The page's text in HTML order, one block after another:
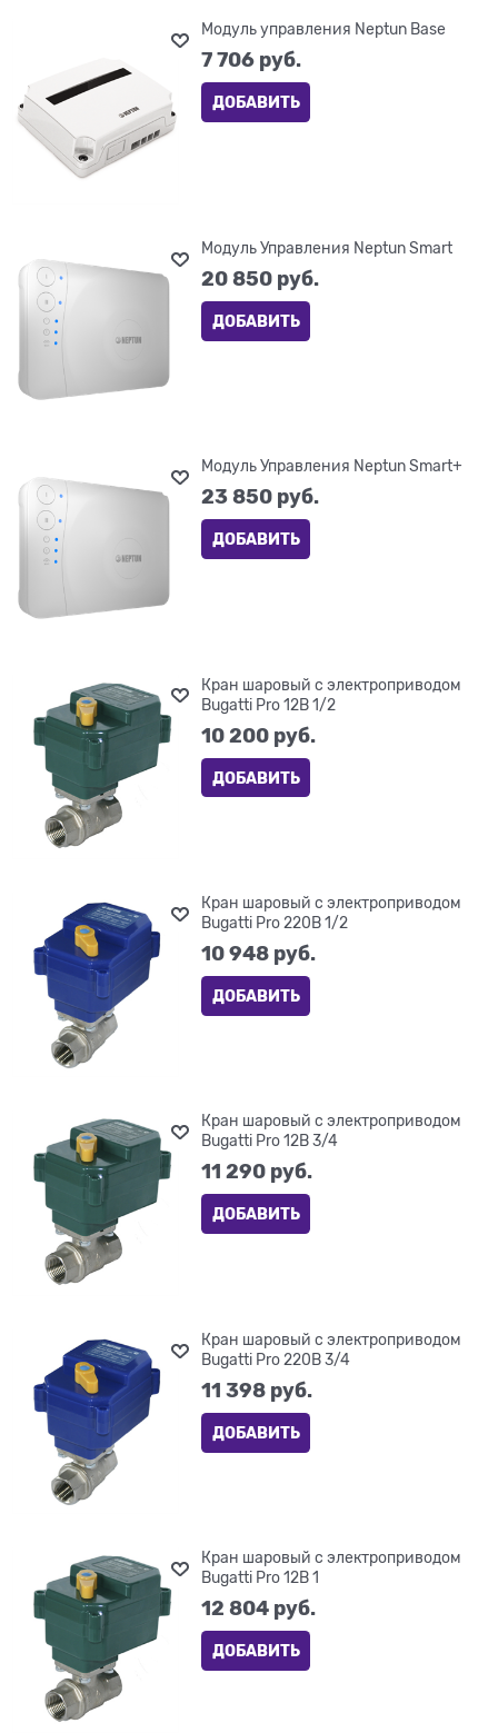
Модуль управления Neptun Base
7 706 руб.
ДОБАВИТЬ
Модуль Управления Neptun Smart
20 850 руб.
ДОБАВИТЬ
Модуль Управления Neptun Smart+
23 850 руб.
ДОБАВИТЬ
Кран шаровый с электроприводом
Bugatti Pro 12В 1/2
10 200 руб.
ДОБАВИТЬ
Кран шаровый с электроприводом
Bugatti Pro 220В 1/2
10 948 руб.
ДОБАВИТЬ
Кран шаровый с электроприводом
Bugatti Pro 12В 3/4
11 290 руб.
ДОБАВИТЬ
Кран шаровый с электроприводом
Bugatti Pro 220В 3/4
11 398 руб.
ДОБАВИТЬ
Кран шаровый с электроприводом
Bugatti Pro 12В 1
12 804 руб.
ДОБАВИТЬ